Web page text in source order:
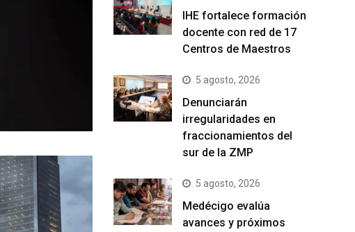
IHE fortalece formación
docente con red de 17
Centros de Maestros
5 agosto, 2026
Denunciarán
irregularidades en
fraccionamientos del
sur de la ZMP
5 agosto, 2026
Medécigo evalúa
avances y próximos